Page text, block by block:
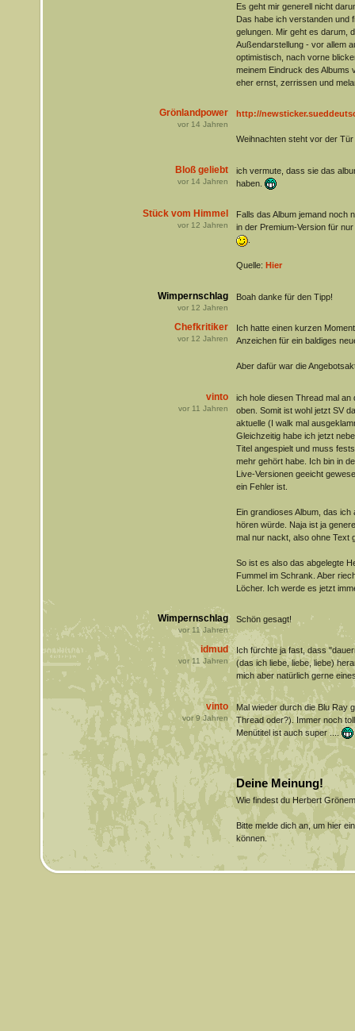
Es geht mir generell nicht
Das habe ich verstanden und
gelungen. Mir geht es darum,
Außendarstellung - vor allem
optimistisch, nach vorne
meinem Eindruck des Albums
eher ernst, zerrissen und
Grönlandpower
vor 14 Jahren
http://
Weihnachten steht vor der Tür
Bloß geliebt
vor 14 Jahren
ich vermute, dass sie das
haben.
Stück vom Himmel
vor 12 Jahren
Falls das Album jemand noch
in der Premium-Version für
.
Quelle: Hier
Wimpernschlag
vor 12 Jahren
Boah danke für den Tipp!
Chefkritiker
vor 12 Jahren
Ich hatte einen kurzen
Anzeichen für ein baldiges
Aber dafür war die
vinto
vor 11 Jahren
ich hole diesen Thread mal
oben. Somit ist wohl jetzt SV
aktuelle (I walk mal
Gleichzeitig habe ich jetzt
Titel angespielt und muss
mehr gehört habe. Ich bin in
Live-Versionen geeicht
ein Fehler ist.
Ein grandioses Album, das
hören würde. Naja ist ja
mal nur nackt, also ohne Text
So ist es also das abgelegte
Fummel im Schrank. Aber
Löcher. Ich werde es jetzt
Wimpernschlag
vor 11Jahren
Schön gesagt!
idmud
vor 11 Jahren
Ich fürchte ja fast, dass
(das ich liebe, liebe, liebe)
mich aber natürlich gerne
vinto
vor9Jahren
Mal wieder durch die Blu Ray
Thread oder?). Immer noch
Menütitel ist auch super ....
Deine Meinung!
Wie findest du Herbert
Bitte melde dich an, um hier
können.